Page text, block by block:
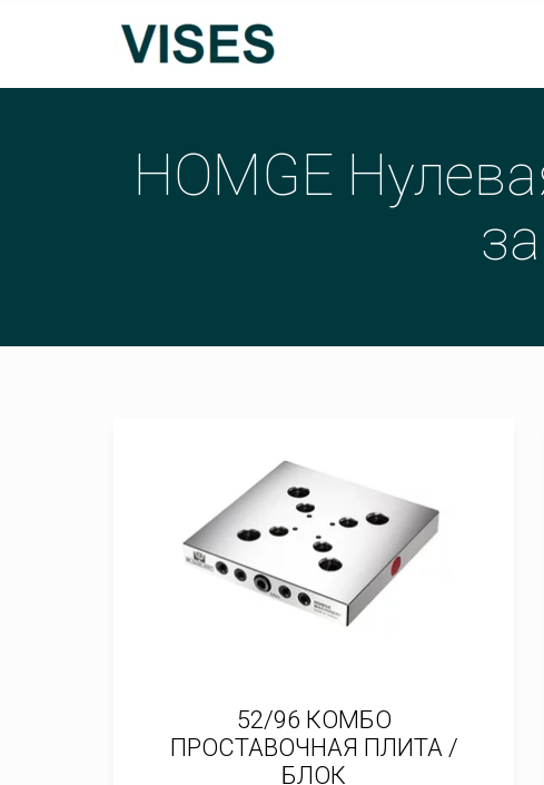
HOMGE
52/96 КОМБО
ПРОСТАВОЧНАЯ ПЛИТА /
БЛОК